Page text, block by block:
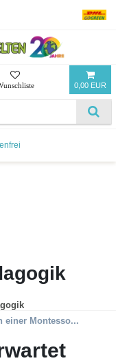
0,00 EUR
einer Montesso...